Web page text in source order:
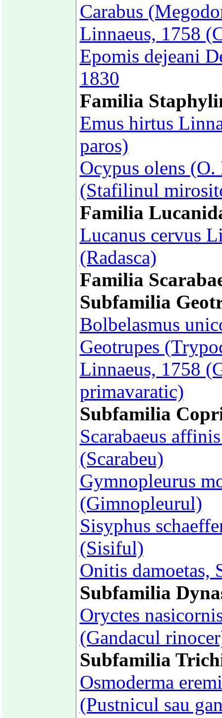
Carabus
Linnaeus, 1758
Epomis dejeani
1830
Familia
Emus hirtus
paros)
Ocypus olens
(Stafilinul
Familia
Lucanus cervus
(Radasca)
Familia
Subfamilia
Bolbelasmus
Geotrupes
Linnaeus, 1758
primavaratic)
Subfamilia
Scarabaeus
(Scarabeu)
Gymnopleurus
(Gimnopleurul)
Sisyphus
(Sisiful)
Onitis damoetas,
Subfamilia
Oryctes
(Gandacul
Subfamilia
Osmoderma
(Pustnicul sau